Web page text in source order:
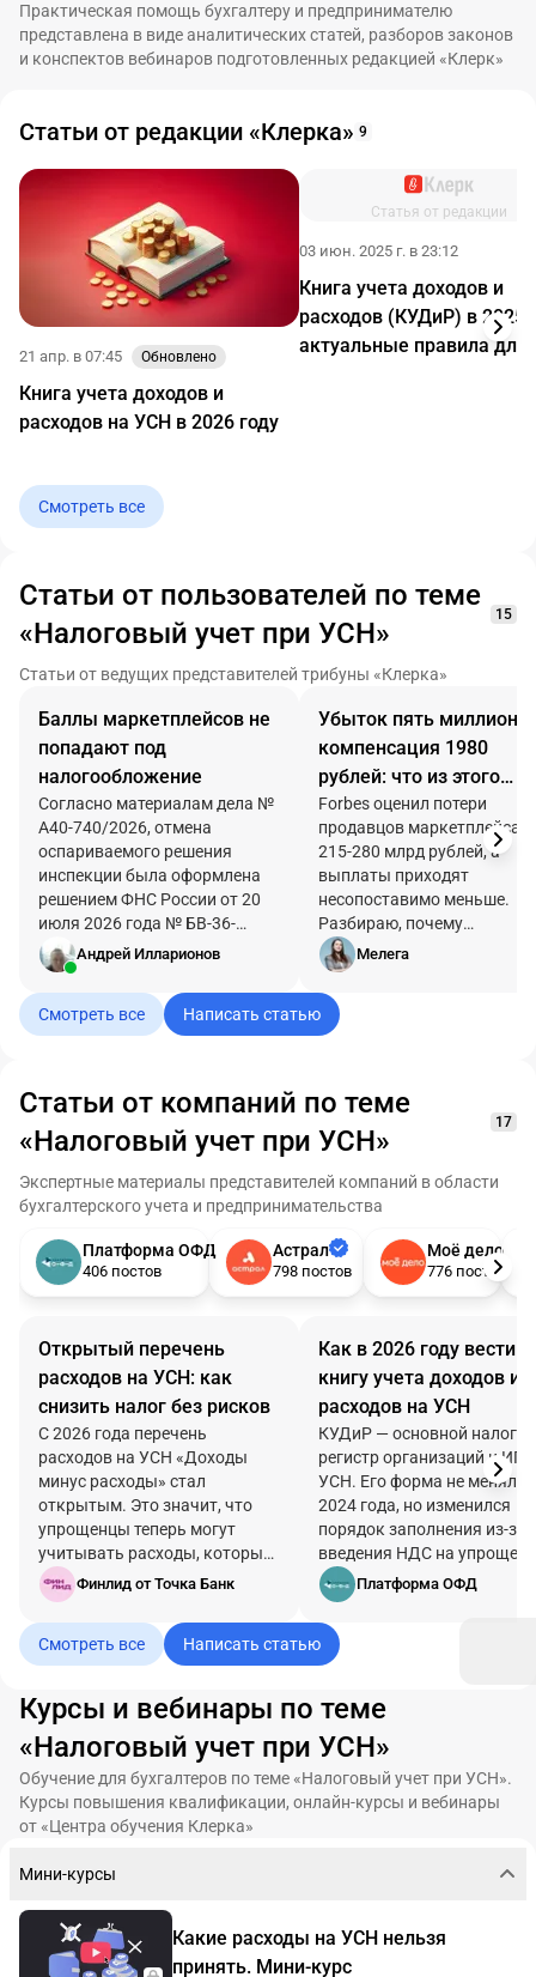
Практическая помощь бухгалтеру и предпринимателю
представлена в виде аналитических статей, разборов законов
и конспектов вебинаров подготовленных редакцией «Клерк»
Статьи от редакции «Клерка» 9
21 апр. в 07:45 Обновлено
Книга учета доходов и
расходов на УСН в 2026 году
Статья от редакции
03 июн. 2025 г. в 23:12
Книга учета доходов и
расходов (КУДиР) в 2025
актуальные правила для
Смотреть все
Статьи от пользователей по теме
«Налоговый учет при УСН»
15
Статьи от ведущих представителей трибуны «Клерка»
Баллы маркетплейсов не
попадают под
налогообложение
Согласно материалам дела №
А40-740/2026, отмена
оспариваемого решения
инспекции была оформлена
решением ФНС России от 20
июля 2026 года № БВ-36-
9/6205@. Это решение
отменило в порядке пункта 3
статьи 31 НК РФ
оспариваемое решение
Андрей Илларионов
Убыток пять
компенсация 1980
рублей: что из этого
попадает в учет
Forbes оценил потери
продавцов маркетплейса в
215-280 млрд рублей, а
выплаты приходят
несопоставимо меньше.
Разбираю, почему
компенсация и убыток это
разные величины, что
признается доходом, что
можно поставить в расход
проверять до подписания.
Мелега
Смотреть все Написать статью
Статьи от компаний по теме
«Налоговый учет при УСН»
17
Экспертные материалы представителей компаний в области
бухгалтерского учета и предпринимательства
Платформа ОФД
406 постов
Астрал
798 постов
Моё дело
776 постов
Открытый перечень
расходов на УСН: как
снизить налог без рисков
С 2026 года перечень
расходов на УСН «Доходы
минус расходы» стал
открытым. Это значит, что
упрощенцы теперь могут
учитывать расходы, которые
раньше было нельзя. Но это
не значит, что списывать
можно все подряд. Вместе с
экспертом Надеждой
работать по новым правилам
и не получить доначисления
от налоговой.
Финлид от Точка Банк
Как в 2026 году вести
книгу учета доходов и
расходов на УСН
КУДиР — основной
регистр организаций и ИП
УСН. Его форма не
2024 года, но изменился
порядок заполнения из-за
введения НДС на
Разберем, как вести
УСН, зачем это нужно и что
учесть при заполнении в
году.
Платформа ОФД
Смотреть все Написать статью
Курсы и вебинары по теме
«Налоговый учет при УСН»
Обучение для бухгалтеров по теме «Налоговый учет при УСН».
Курсы повышения квалификации, онлайн-курсы и вебинары
от «Центра обучения Клерка»
Мини-курсы
Какие расходы на УСН нельзя
принять. Мини-курс